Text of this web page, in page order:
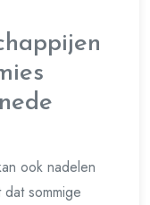
ook nadelen
sommige